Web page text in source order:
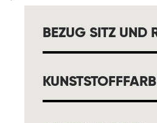
BEZUG SITZ UND